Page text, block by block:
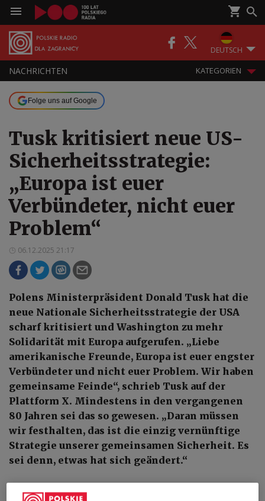
DEUTSCH
NACHRICHTEN KATEGORIEN
Folge uns auf Google
Tusk kritisiert neue US-
Sicherheitsstrategie:
„Europa ist euer
Verbündeter, nicht euer
Problem“
06.12.2025 21:17
Polens Ministerpräsident Donald Tusk hat die
neue Nationale Sicherheitsstrategie der USA
scharf kritisiert und Washington zu mehr
Solidarität mit Europa aufgerufen. „Liebe
amerikanische Freunde, Europa ist euer engster
Verbündeter und nicht euer Problem. Wir haben
gemeinsame Feinde“, schrieb Tusk auf der
Plattform X. Mindestens in den vergangenen
80 Jahren sei das so gewesen. „Daran müssen
wir festhalten, das ist die einzig vernünftige
Strategie unserer gemeinsamen Sicherheit. Es
sei denn, etwas hat sich geändert.“